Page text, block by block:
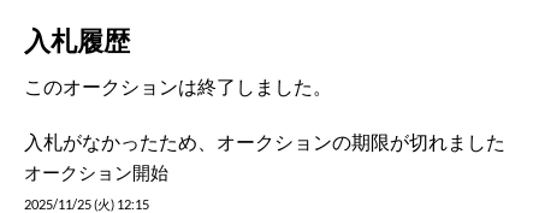
入札履歴
このオークションは終了しました。
入札がなかったため、オークションの期限が切れました
オークション開始
2025/11/25 (火) 12:15